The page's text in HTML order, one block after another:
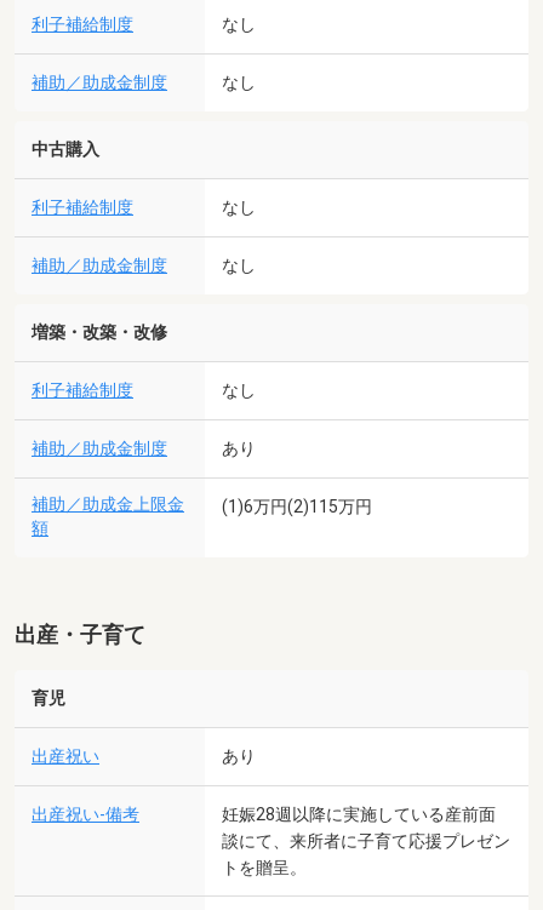
利子補給制度 なし
補助／助成金制度 なし
中古購入
利子補給制度 なし
補助／助成金制度 なし
増築・改築・改修
利子補給制度 なし
補助／助成金制度 あり
補助／助成金上限金
額
(1)6万円(2)115万円
出産・子育て
育児
出産祝い あり
出産祝い-備考
妊娠28週以降に実施している産前面
談にて、来所者に子育て応援プレゼン
トを贈呈。